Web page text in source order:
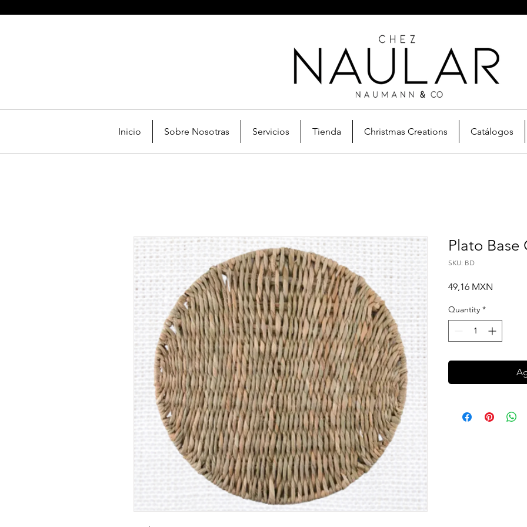
Inicio Sobre Nosotras Servicios Tienda Christmas Creations Catálogos
Plato Base
SKU: BD
49,16 MXN
Quantity *